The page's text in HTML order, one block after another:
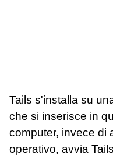
Tails s'installa su
che si inserisce in
computer, invece di
operativo, avvia